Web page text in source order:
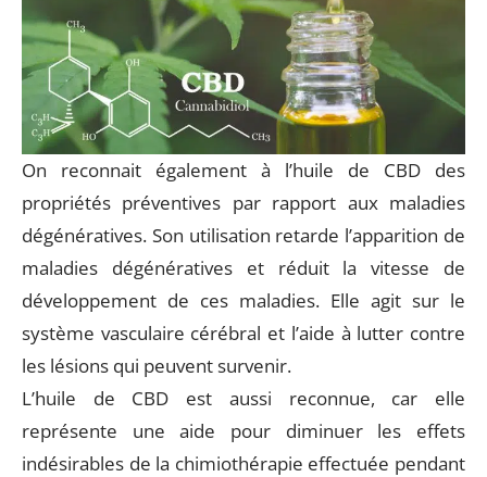
On reconnait également à l’huile de CBD des
propriétés préventives par rapport aux maladies
dégénératives. Son utilisation retarde l’apparition de
maladies dégénératives et réduit la vitesse de
développement de ces maladies. Elle agit sur le
système vasculaire cérébral et l’aide à lutter contre
les lésions qui peuvent survenir.
L’huile de CBD est aussi reconnue, car elle
représente une aide pour diminuer les effets
indésirables de la chimiothérapie effectuée pendant